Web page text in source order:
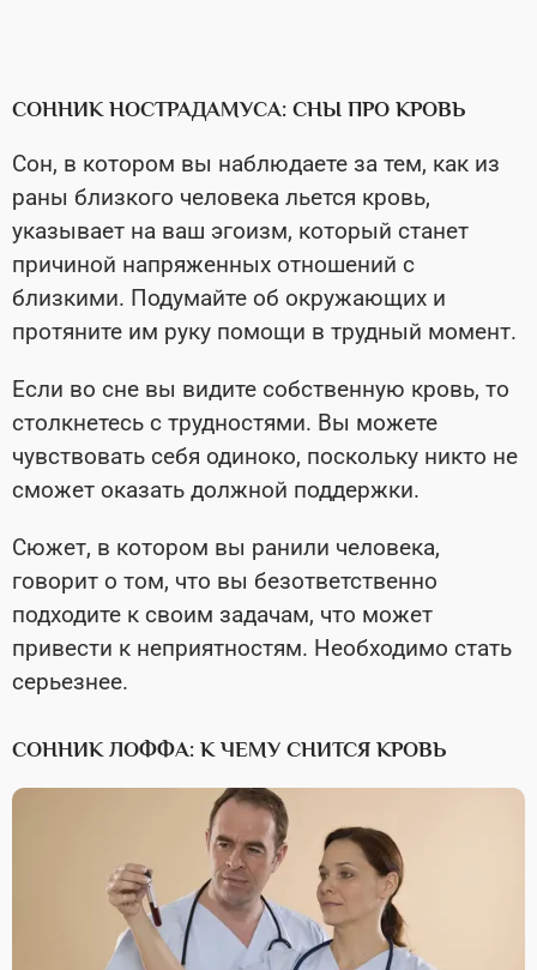
СОННИК НОСТРАДАМУСА: СНЫ ПРО КРОВЬ
Сон, в котором вы наблюдаете за тем, как из
раны близкого человека льется кровь,
указывает на ваш эгоизм, который станет
причиной напряженных отношений с
близкими. Подумайте об окружающих и
протяните им руку помощи в трудный момент.
Если во сне вы видите собственную кровь, то
столкнетесь с трудностями. Вы можете
чувствовать себя одиноко, поскольку никто не
сможет оказать должной поддержки.
Сюжет, в котором вы ранили человека,
говорит о том, что вы безответственно
подходите к своим задачам, что может
привести к неприятностям. Необходимо стать
серьезнее.
СОННИК ЛОФФА: К ЧЕМУ СНИТСЯ КРОВЬ